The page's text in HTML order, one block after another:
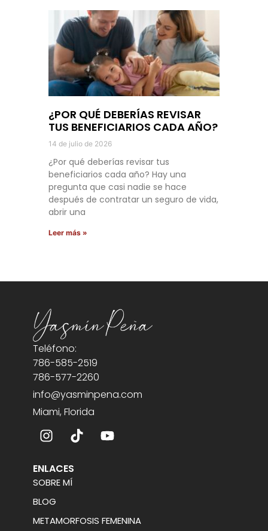
¿POR QUÉ DEBERÍAS REVISAR
TUS BENEFICIARIOS CADA AÑO?
14 de julio de 2026
¿Por qué deberías revisar tus
beneficiarios cada año? Hay una
pregunta que casi nadie se hace
después de contratar un seguro de vida,
abrir una
Leer más »
Teléfono:
786-585-2519
786-577-2260
info@yasminpena.com
Miami, Florida
ENLACES
SOBRE MÍ
BLOG
METAMORFOSIS FEMENINA